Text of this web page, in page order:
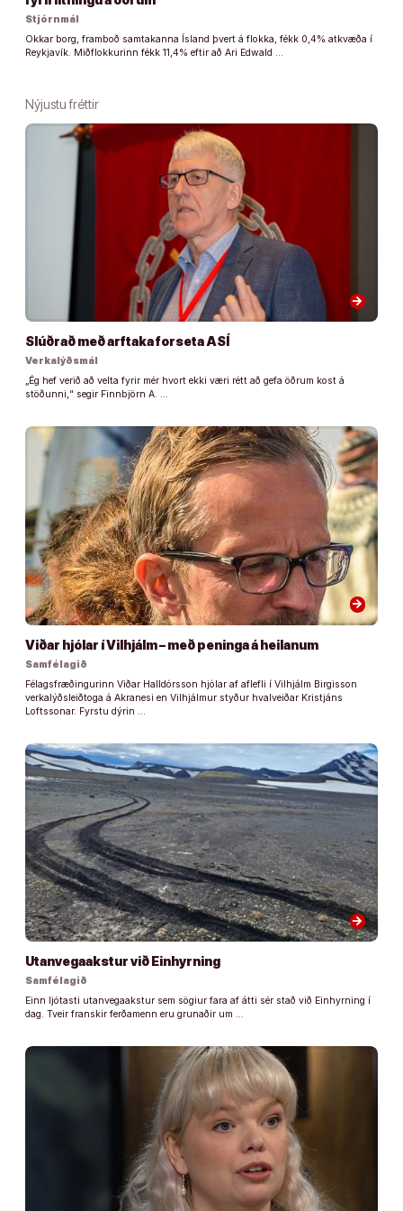
Stjórnmál
Okkar borg, framboð samtakanna Ísland þvert á flokka, fékk 0,4% atkvæða í
Reykjavík. Miðflokkurinn fékk 11,4% eftir að Ari Edwald …
Nýjustu fréttir
arrow_forward
Slúðrað með arftaka forseta ASÍ
Verkalýðsmál
„Ég hef verið að velta fyrir mér hvort ekki væri rétt að gefa öðrum kost á
stöðunni,“ segir Finnbjörn A. …
arrow_forward
Viðar hjólar í Vilhjálm – með peninga á heilanum
Samfélagið
Félagsfræðingurinn Viðar Halldórsson hjólar af aflefli í Vilhjálm Birgisson
verkalýðsleiðtoga á Akranesi en Vilhjálmur styður hvalveiðar Kristjáns
Loftssonar. Fyrstu dýrin …
arrow_forward
Utanvegaakstur við Einhyrning
Samfélagið
Einn ljótasti utanvegaakstur sem sögiur fara af átti sér stað við Einhyrning í
dag. Tveir franskir ferðamenn eru grunaðir um …